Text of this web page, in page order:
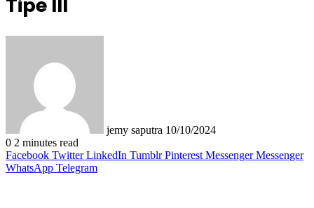
Tipe III
jemy saputra 10/10/2024
0 2 minutes read
Facebook Twitter LinkedIn Tumblr Pinterest Messenger Messenger
WhatsApp Telegram